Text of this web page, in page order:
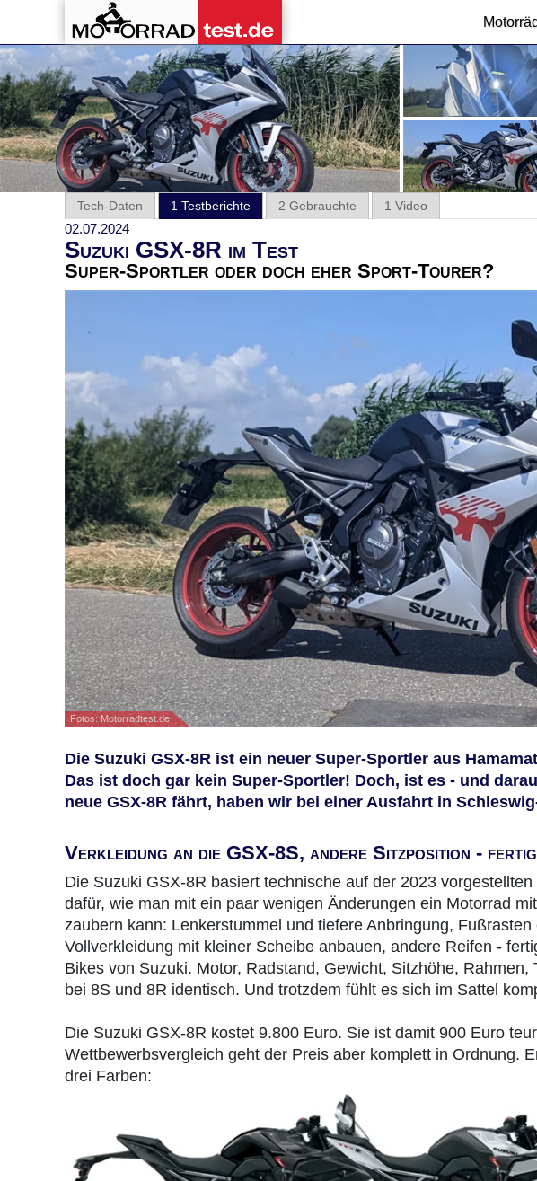
Tech-Daten 1 Testberichte 2 Gebrauchte 1 Video
02.07.2024
Suzuki GSX-8R im Test
Super-Sportler oder doch eher Sport-Tourer?
Fotos: Motorradtest.de
Die Suzuki GSX-8R ist ein neuer Super-Sportler aus
Das ist doch gar kein Super-Sportler! Doch, ist es - und
neue GSX-8R fährt, haben wir bei einer Ausfahrt in
Verkleidung an die GSX-8S, andere Sitzposition -
Die Suzuki GSX-8R basiert technische auf der 2023 vorgestellten
dafür, wie man mit ein paar wenigen Änderungen ein Motorrad
zaubern kann: Lenkerstummel und tiefere Anbringung,
Vollverkleidung mit kleiner Scheibe anbauen, andere Reifen -
Bikes von Suzuki. Motor, Radstand, Gewicht, Sitzhöhe,
bei 8S und 8R identisch. Und trotzdem fühlt es sich im Sattel
Die Suzuki GSX-8R kostet 9.800 Euro. Sie ist damit 900 Euro
Wettbewerbsvergleich geht der Preis aber komplett in Ordnung.
drei Farben: